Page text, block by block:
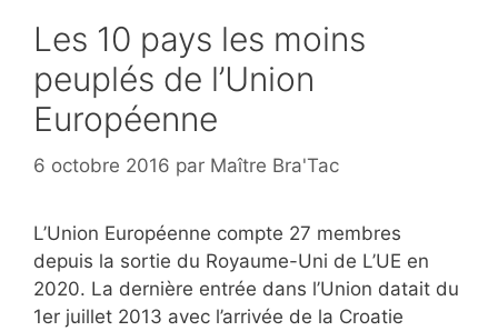
Les 10 pays les moins
peuplés de l’Union
Européenne
6 octobre 2016 par Maître Bra'Tac
L’Union Européenne compte 27 membres
depuis la sortie du Royaume-Uni de L’UE en
2020. La dernière entrée dans l’Union datait du
1er juillet 2013 avec l’arrivée de la Croatie